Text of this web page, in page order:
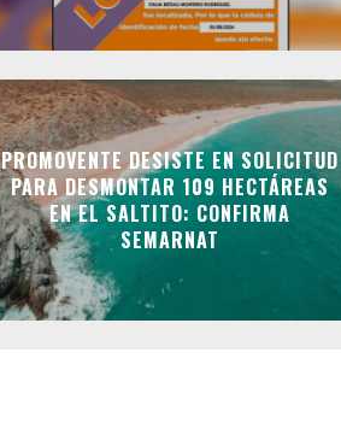
PROMOVENTE DESISTE EN SOLICITUD
PARA DESMONTAR 109 HECTÁREAS
EN EL SALTITO: CONFIRMA
SEMARNAT